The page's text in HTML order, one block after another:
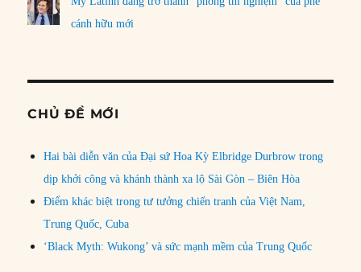
cánh hữu mới
CHỦ ĐỀ MỚI
Hai bài diễn văn của Đại sứ Hoa Kỳ Elbridge Durbrow trong
dịp khởi công và khánh thành xa lộ Sài Gòn – Biên Hòa
Điểm khác biệt trong tư tưởng chiến tranh của Việt Nam,
Trung Quốc, Cuba
‘Black Myth: Wukong’ và sức mạnh mềm của Trung Quốc